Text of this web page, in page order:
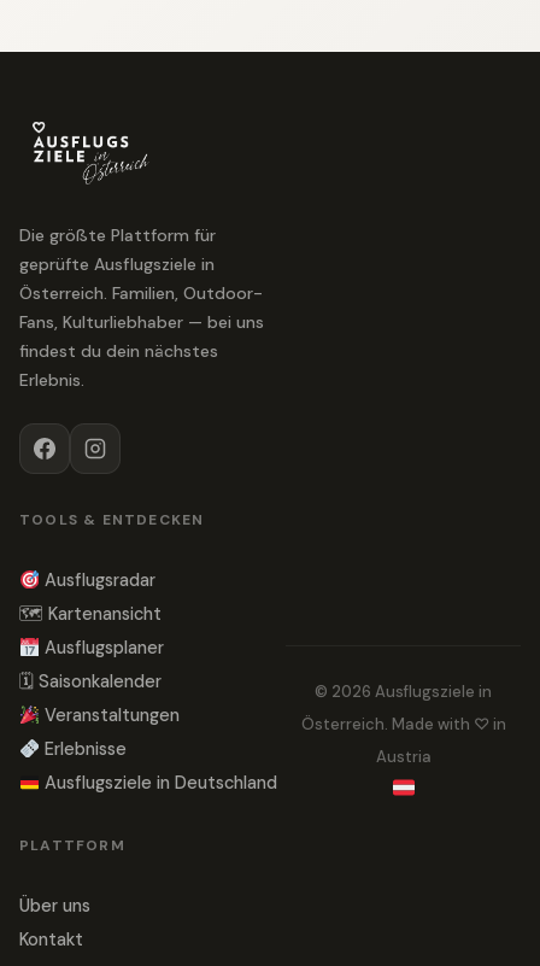
Die größte Plattform für
geprüfte Ausflugsziele in
Österreich. Familien, Outdoor-
Fans, Kulturliebhaber — bei uns
findest du dein nächstes
Erlebnis.
TOOLS & ENTDECKEN
Ausflugsradar
🗺 Kartenansicht
Ausflugsplaner
🗓 Saisonkalender
Veranstaltungen
Erlebnisse
Ausflugsziele in Deutschland
PLATTFORM
Über uns
Kontakt
© 2026 Ausflugsziele in
Österreich. Made with ♡ in
Austria